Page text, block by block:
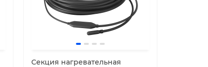
Секция нагревательная